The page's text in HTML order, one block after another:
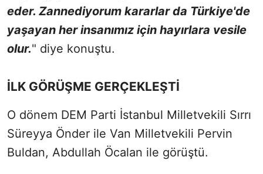
eder. Zannediyorum kararlar da Türkiye'de
yaşayan her insanımız için hayırlara vesile
olur." diye konuştu.
İLK GÖRÜŞME GERÇEKLEŞTİ
O dönem DEM Parti İstanbul Milletvekili Sırrı
Süreyya Önder ile Van Milletvekili Pervin
Buldan, Abdullah Öcalan ile görüştü.